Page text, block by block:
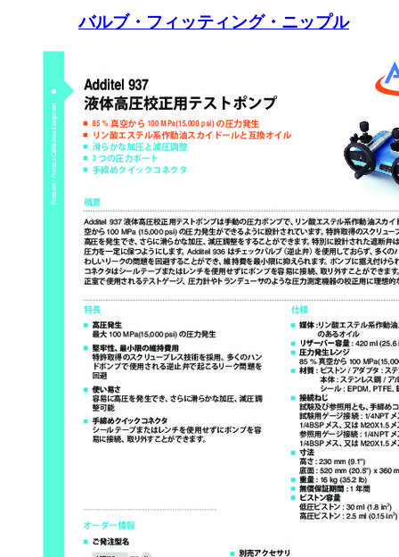
バルブ・フィッティング・ニップル